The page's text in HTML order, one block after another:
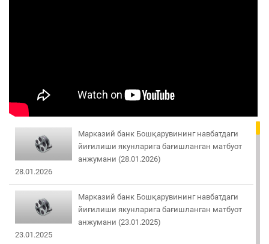
Марказий банк Бошқарувининг навбатдаги
йиғилиши якунларига бағишланган матбуот
анжумани (28.01.2026)
28.01.2026
Марказий банк Бошқарувининг навбатдаги
йиғилиши якунларига бағишланган матбуот
анжумани (23.01.2025)
23.01.2025